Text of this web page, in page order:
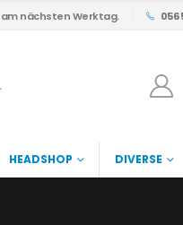
nächsten Werktag. 056
HEADSHOP DIVERSE